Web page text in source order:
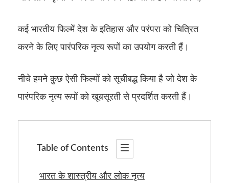
कई भारतीय फिल्में देश के इतिहास और परंपरा को चित्रित
करने के लिए पारंपरिक नृत्य रूपों का उपयोग करती हैं।
नीचे हमने कुछ ऐसी फिल्मों को सूचीबद्ध किया है जो देश के
पारंपरिक नृत्य रूपों को खूबसूरती से प्रदर्शित करती हैं।
Table of Contents
भारत के शास्त्रीय और लोक नृत्य